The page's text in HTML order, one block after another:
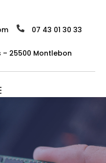
 07 43 01 30 33
25500 Montlebon